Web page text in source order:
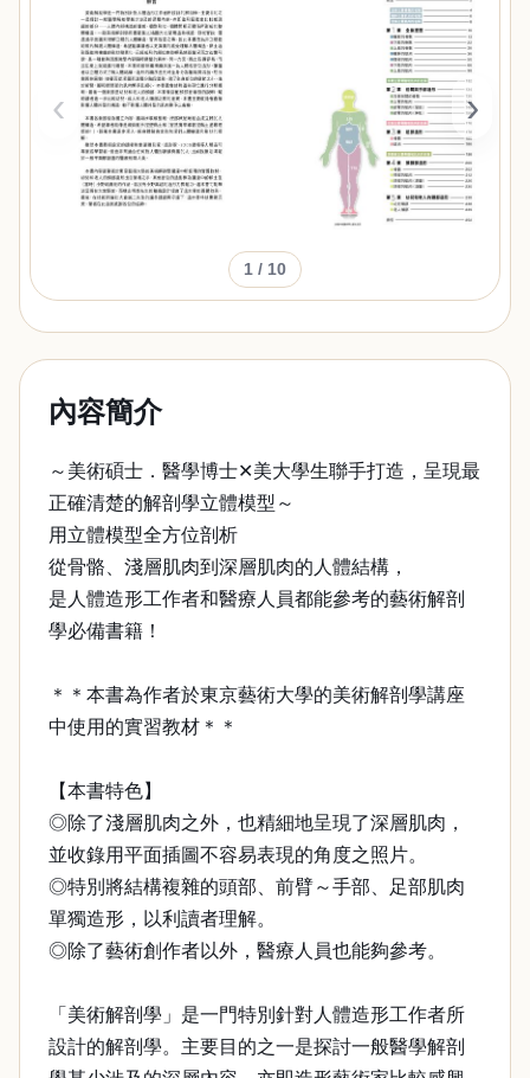
‹ ›
1 / 10
內容簡介
～美術碩士．醫學博士✕美大學生聯手打造，呈現最
正確清楚的解剖學立體模型～
用立體模型全方位剖析
從骨骼、淺層肌肉到深層肌肉的人體結構，
是人體造形工作者和醫療人員都能參考的藝術解剖
學必備書籍！
＊＊本書為作者於東京藝術大學的美術解剖學講座
中使用的實習教材＊＊
【本書特色】
◎除了淺層肌肉之外，也精細地呈現了深層肌肉，
並收錄用平面插圖不容易表現的角度之照片。
◎特別將結構複雜的頭部、前臂～手部、足部肌肉
單獨造形，以利讀者理解。
◎除了藝術創作者以外，醫療人員也能夠參考。
「美術解剖學」是一門特別針對人體造形工作者所
設計的解剖學。主要目的之一是探討一般醫學解剖